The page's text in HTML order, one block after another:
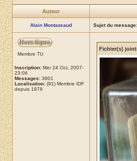
Auteur
Alain Montazeaud Sujet du message:
Membre TU
Inscription: Mer 24 Oct, 2007-
23:06
Messages: 3801
Localisation: (91) Membre IDF
depuis 1978
Fichier(s)